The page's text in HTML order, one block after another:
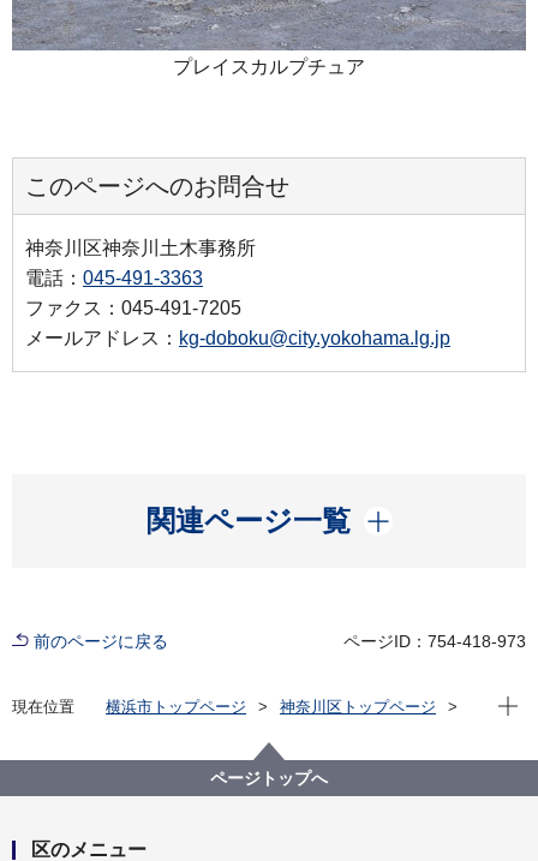
プレイスカルプチュア
このページへのお問合せ
神奈川区神奈川土木事務所
電話： 045-491-3363
ファクス：045-491-7205
メールアドレス： kg-doboku@city.yokohama.lg.jp
関連ページ一覧
開く
前のページに戻る ページID：754-418-973
現在位置 横浜市トップページ
神奈川区トップページ
神大寺第一公園（かんだいじだいいちこうえん）
現在
ページトップへ
区のメニュー